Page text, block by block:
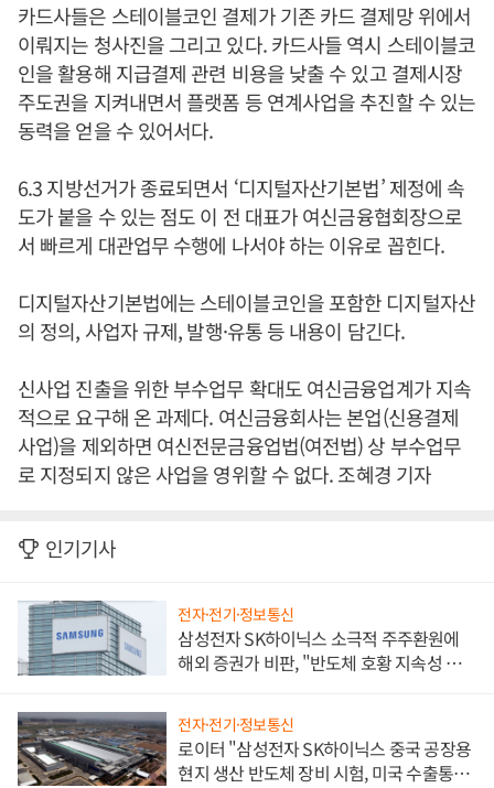
카드사들은 스테이블코인 결제가 기존 카드 결제망 위에서
이뤄지는 청사진을 그리고 있다. 카드사들 역시 스테이블코
인을 활용해 지급결제 관련 비용을 낮출 수 있고 결제시장
주도권을 지켜내면서 플랫폼 등 연계사업을 추진할 수 있는
동력을 얻을 수 있어서다.
6.3 지방선거가 종료되면서 ‘디지털자산기본법’ 제정에 속
도가 붙을 수 있는 점도 이 전 대표가 여신금융협회장으로
서 빠르게 대관업무 수행에 나서야 하는 이유로 꼽힌다.
디지털자산기본법에는 스테이블코인을 포함한 디지털자산
의 정의, 사업자 규제, 발행·유통 등 내용이 담긴다.
신사업 진출을 위한 부수업무 확대도 여신금융업계가 지속
적으로 요구해 온 과제다. 여신금융회사는 본업(신용결제
사업)을 제외하면 여신전문금융업법(여전법) 상 부수업무
로 지정되지 않은 사업을 영위할 수 없다. 조혜경 기자
인기기사
전자·전기·정보통신
삼성전자 SK하이닉스 소극적 주주환원에
해외 증권가 비판, "반도체 호황 지속성 의
전자·전기·정보통신
로이터 "삼성전자 SK하이닉스 중국 공장용
현지 생산 반도체 장비 시험, 미국 수출통제